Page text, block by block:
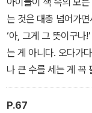
기울여 들어야 하는
PART 1에서는 수학
년, 초등 중학년, 초등
는 것은 대충 넘어가
‘아, 그게 그 뜻이구나
는 게 아니다. 오다가
나 큰 수를 세는 게 꼭
닿는 데까지 경험한
을 세며 수학의 재료를
P.67